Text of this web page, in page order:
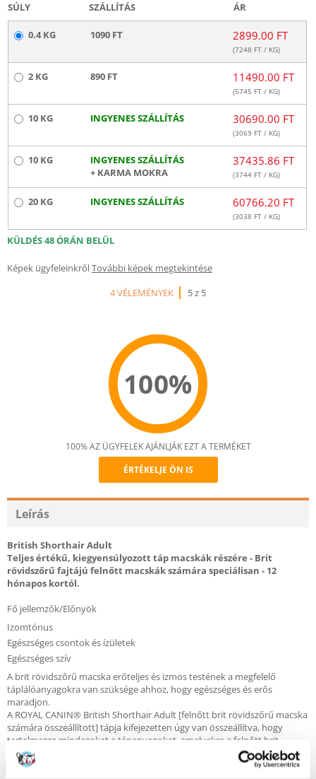
SÚLY SZÁLLÍTÁS ÁR
0.4 KG 1090 FT 2899.00 FT
(7248 FT / KG)
2 KG 890 FT 11490.00 FT
(5745 FT / KG)
10 KG INGYENES SZÁLLÍTÁS 30690.00 FT
(3069 FT / KG)
10 KG
INGYENES SZÁLLÍTÁS
+ KARMA MOKRA
37435.86 FT
(3744 FT / KG)
20 KG INGYENES SZÁLLÍTÁS 60766.20 FT
(3038 FT / KG)
KÜLDÉS 48 ÓRÁN BELÜL
Képek ügyfeleinkrőlTovábbi képek megtekintése
4 VÉLEMÉNYEK
5 z 5
100%
Recommend
100% AZ ÜGYFELEK AJÁNLJÁK EZT A TERMÉKET
ÉRTÉKELJE ÖN IS
Leírás
British Shorthair Adult
Teljes értékű, kiegyensúlyozott táp macskák részére - Brit
rövidszőrű fajtájú felnőtt macskák számára speciálisan - 12
hónapos kortól.
Fő jellemzők/Előnyök
Izomtónus
Egészséges csontok és ízületek
Egészséges szív
A brit rövidszőrű macska erőteljes és izmos testének a megfelelő
táplálóanyagokra van szüksége ahhoz, hogy egészséges és erős
maradjon.
A ROYAL CANIN® British Shorthair Adult [felnőtt brit rövidszőrű macska
számára összeállított] tápja kifejezetten úgy van összeállítva, hogy
tartalmazza mindazokat a tápanyagokat, amelyekre a felnőtt brit
rövidszőrű macskának szüksége van.
Tekintettel e macska erőteljes testalkatára, a ROYAL CANIN® British